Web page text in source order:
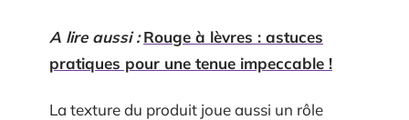
A lire aussi : Rouge à lèvres : astuces
pratiques pour une tenue impeccable !
La texture du produit joue aussi un rôle